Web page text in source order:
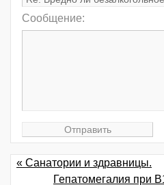
Сообщение:
« Санатории и здравницы.
Гепатомегалия при